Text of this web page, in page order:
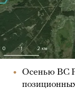
Осенью ВС